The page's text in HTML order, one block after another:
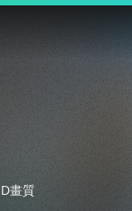
畫質